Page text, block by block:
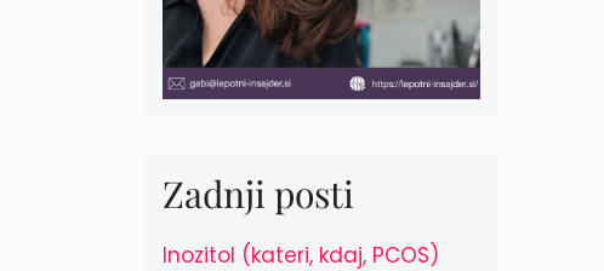
Zadnji posti
Inozitol (kateri, kdaj, PCOS)